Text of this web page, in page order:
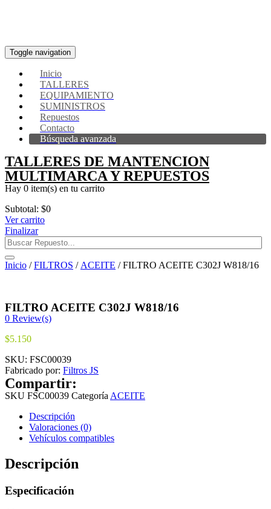
Toggle navigation
Inicio
TALLERES
EQUIPAMIENTO
SUMINISTROS
Repuestos
Contacto
Búsqueda avanzada
TALLERES DE MANTENCION
MULTIMARCA Y REPUESTOS
Hay 0 item(s) en tu carrito
Subtotal: $0
Ver carrito
Finalizar
Inicio /FILTROS / ACEITE / FILTRO ACEITE C302J W818/16
FILTRO ACEITE C302J W818/16
0 Review(s)
$5.150
SKU: FSC00039
Fabricado por: Filtros JS
Compartir:
SKU FSC00039 Categoría ACEITE
Descripción
Valoraciones (0)
Vehículos compatibles
Descripción
Especificación